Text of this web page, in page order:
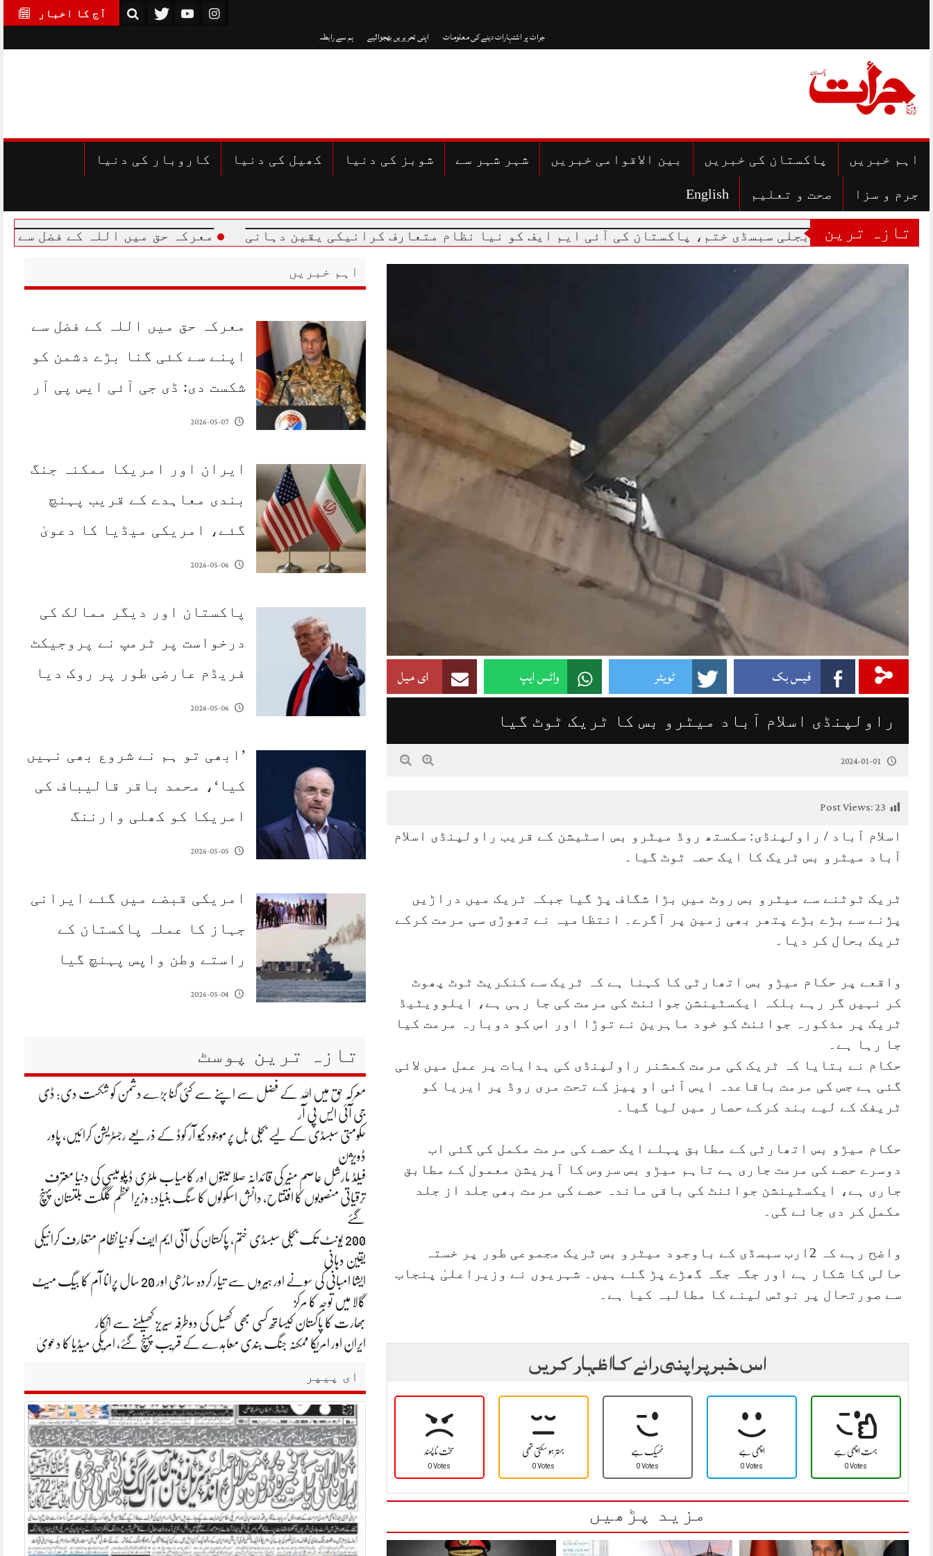
آج کا اخبار
جرات پر اشتہارات دینے کی معلومات اپنی تحریریں بھجوائیے ہم سے رابطہ
اہم خبریں پاکستان کی خبریں بین الاقوامی خبریں شہر شہر سے شوبز کی دنیا کھیل کی دنیا کاروبار کی دنیا
جرم و سزا صحت و تعلیم English
تازہ ترین معرکہ حق میں اللہ کے فضل سے اپنے سے
فیس بک ٹویٹر واٹس ایپ ای میل
راولپنڈی اسلام آباد میٹرو بس کا ٹریک ٹوٹ گیا
2024-01-01
Post Views:23
اسلام آباد / راولپنڈی: سکستھ روڈ میٹرو بس اسٹیشن کے قریب راولپنڈی اسلام
آباد میٹرو بس ٹریک کا ایک حصہ ٹوٹ گیا۔
ٹریک ٹوٹنے سے میٹرو بس روٹ میں بڑا شگاف پڑ گیا جبکہ ٹریک میں دراڑیں
پڑنے سے بڑے بڑے پتھر بھی زمین پر آگرے۔ انتظامیہ نے تھوڑی سی مرمت کرکے
ٹریک بحال کر دیا۔
واقعے پر حکام میڑو بس اتھارٹی کا کہنا ہے کہ ٹریک سے کنکریٹ ٹوٹ پھوٹ
کر نہیں گر رہے بلکہ ایکسٹینشن جوائنٹ کی مرمت کی جا رہی ہے، ایلوویٹیڈ
ٹریک پر مذکورہ جوائنٹ کو خود ماہرین نے توڑا اور اس کو دوبارہ مرمت کیا
جا رہا ہے۔
حکام نے بتایا کہ ٹریک کی مرمت کمشنر راولپنڈی کی ہدایات پر عمل میں لائی
گئی ہے جس کی مرمت باقاعدہ ایس آئی او پیز کے تحت مری روڈ پر ایریا کو
ٹریفک کے لیے بند کرکے حصار میں لیا گیا۔
حکام میڑو بس اتھارٹی کے مطابق پہلے ایک حصے کی مرمت مکمل کی گئی اب
دوسرے حصے کی مرمت جاری ہے تاہم میڑو بس سروس کا آپریشن معمول کے مطابق
جاری ہے، ایکسٹینشن جوائنٹ کی باقی ماندہ حصے کی مرمت بھی جلد از جلد
مکمل کر دی جائے گی۔
واضح رہے کہ 2ارب سبسڈی کے باوجود میٹرو بس ٹریک مجموعی طور پر خستہ
حالی کا شکار ہے اور جگہ جگہ گھڑے پڑ گئے ہیں۔ شہریوں نے وزیراعلیٰ پنجاب
سے صورتحال پر نوٹس لینے کا مطالبہ کیا ہے۔
اس خبر پر اپنی رائے کا اظہار کریں
سخت نا پسند
0 Votes
بہتر ہو سکتی تھی
0 Votes
ٹھیک ہے
0 Votes
اچھی ہے
0 Votes
بہت اچھی ہے
0 Votes
مزید پڑھیں
اہم خبریں
معرکہ حق میں اللہ کے فضل سے
اپنے سے کئی گنا بڑے دشمن کو
شکست دی: ڈی جی آئی ایس پی آر
2026-05-07
ایران اور امریکا ممکنہ جنگ
بندی معاہدے کے قریب پہنچ
گئے، امریکی میڈیا کا دعویٰ
2026-05-06
پاکستان اور دیگر ممالک کی
درخواست پر ٹرمپ نے پروجیکٹ
فریڈم عارضی طور پر روک دیا
2026-05-06
’ابھی تو ہم نے شروع بھی نہیں
کیا‘، محمد باقر قالیباف کی
امریکا کو کھلی وارننگ
2026-05-05
امریکی قبضے میں گئے ایرانی
جہاز کا عملہ پاکستان کے
راستے وطن واپس پہنچ گیا
2026-05-04
تازہ ترین پوسٹ
معرکہ حق میں اللہ کے فضل سے اپنے سے کئی گنا بڑے دشمن کو شکست دی: ڈی
جی آئی ایس پی آر
حکومتی سبسڈی کے لیے بجلی بل پر موجود کیو آر کوڈ کے ذریعے رجسٹریشن کرائیں، پاور
ڈویژن
فیلڈ مارشل عاصم منیر کی قائدانہ صلاحیتوں اور کامیاب ملٹری ڈپلومیسی کی دنیا معترف
ترقیاتی منصوبوں کا افتتاح، دانش اسکولوں کا سنگ بنیاد: وزیراعظم گلگت بلتستان پہنچ
گئے
200 یونٹ تک بجلی سبسڈی ختم، پاکستان کی آئی ایم ایف کو نیا نظام متعارف کرانیکی
یقین دہانی
ایشا امبانی کی سونے اور ہیروں سے تیار کردہ ساڑھی اور 20 سال پرانا آم کا بیگ میٹ
گالا میں توجہ کا مرکز
بھارت کا پاکستان کیساتھ کسی بھی کھیل کی دوطرفہ سیریز کھیلنے سے انکار
ایران اور امریکا ممکنہ جنگ بندی معاہدے کے قریب پہنچ گئے، امریکی میڈیا کا دعویٰ
ای پیپر